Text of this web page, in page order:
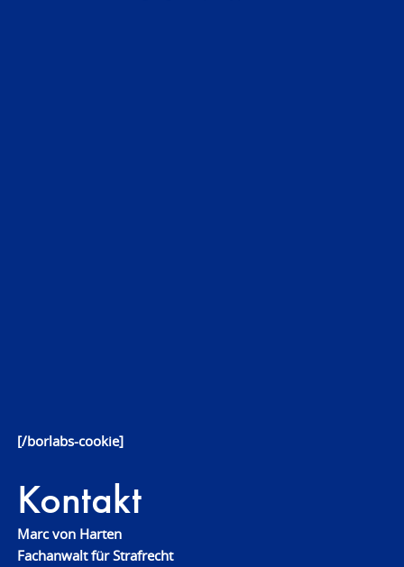
[/borlabs-cookie]
Kontakt
Marc von Harten
Fachanwalt für Strafrecht